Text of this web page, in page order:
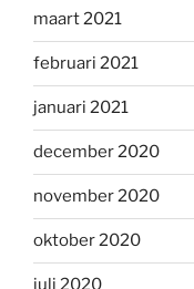
maart 2021
februari 2021
januari 2021
december 2020
november 2020
oktober 2020
juli 2020